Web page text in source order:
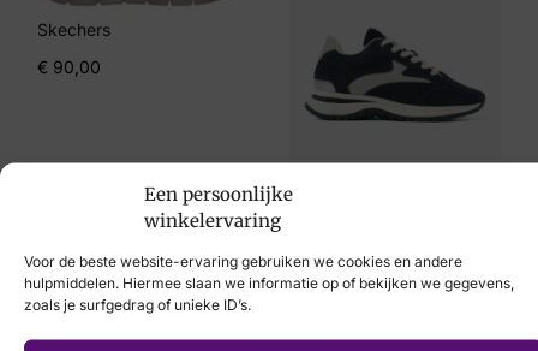
Een persoonlijke
winkelervaring
Voor de beste website-ervaring gebruiken we cookies en andere
hulpmiddelen. Hiermee slaan we informatie op of bekijken we gegevens,
zoals je surfgedrag of unieke ID’s.
Finn Comfort
Artikelnummer
Skechers
€ 90,00
VIA VAI